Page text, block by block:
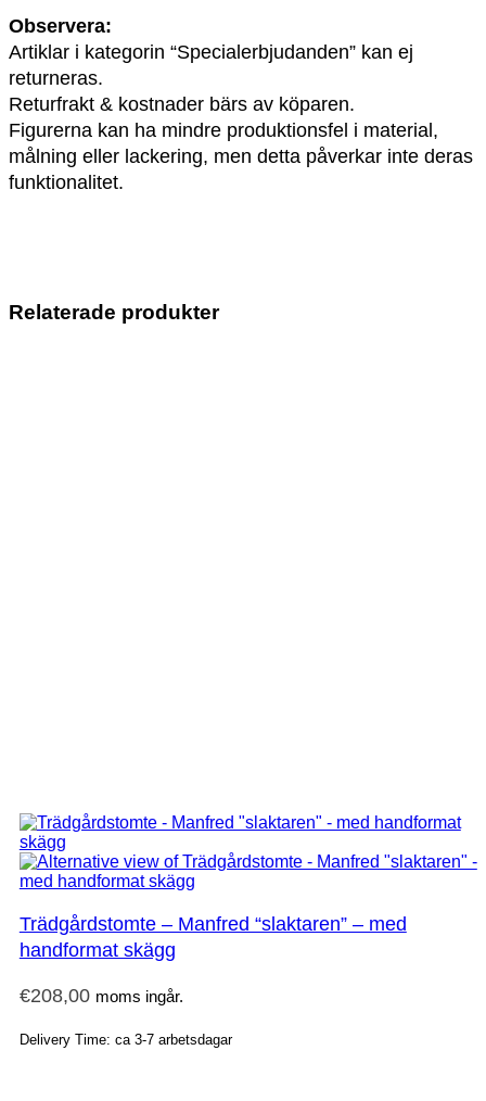
Observera:
Artiklar i kategorin “Specialerbjudanden” kan ej
returneras.
Returfrakt & kostnader bärs av köparen.
Figurerna kan ha mindre produktionsfel i material,
målning eller lackering, men detta påverkar inte deras
funktionalitet.
Relaterade produkter
Trädgårdstomte – Manfred “slaktaren” – med
handformat skägg
€208,00 moms ingår.
Delivery Time: ca 3-7 arbetsdagar